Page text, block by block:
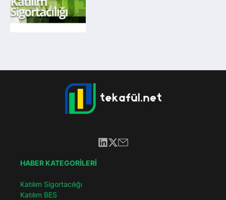
HABER KATEGORİLERİ
Katılım Sigortacılığı
Katılım BES